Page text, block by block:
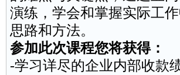
演练，学会和掌握实际工
思路和方法。
参加此次课程您将获得：
-学习详尽的企业内部收款